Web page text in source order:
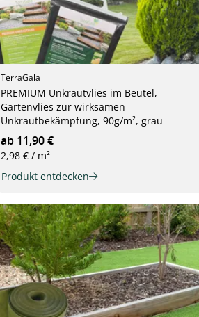
TerraGala
PREMIUM Unkrautvlies im Beutel,
Gartenvlies zur wirksamen
Unkrautbekämpfung, 90g/m², grau
ab 11,90 €
2,98 € / m²
Produkt entdecken